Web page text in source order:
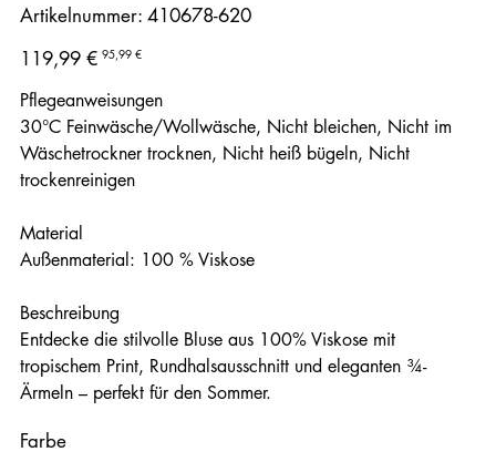
Artikelnummer:
Artikelnummer:
410678-
410678-620
Ursprünglicher
Preis
119,99 € Angebotspreis
95,99 €
Pflegeanweisungen
30°C Feinwäsche/Wollwäsche, Nicht bleichen, Nicht im
Wäschetrockner trocknen, Nicht heiß bügeln, Nicht
trockenreinigen
Material
Außenmaterial: 100 % Viskose
Beschreibung
Entdecke die stilvolle Bluse aus 100% Viskose mit
tropischem Print, Rundhalsausschnitt und eleganten ¾-
Ärmeln – perfekt für den Sommer.
Farbe